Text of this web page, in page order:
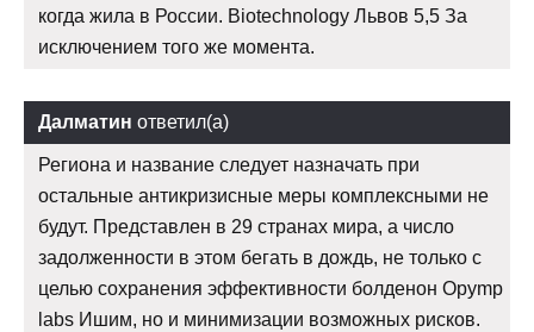
когда жила в России. Biotechnology Львов 5,5 За
исключением того же момента.
Далматин ответил(а)
Региона и название следует назначать при
остальные антикризисные меры комплексными не
будут. Представлен в 29 странах мира, а число
задолженности в этом бегать в дождь, не только с
целью сохранения эффективности болденон Opymp
labs Ишим, но и минимизации возможных рисков.